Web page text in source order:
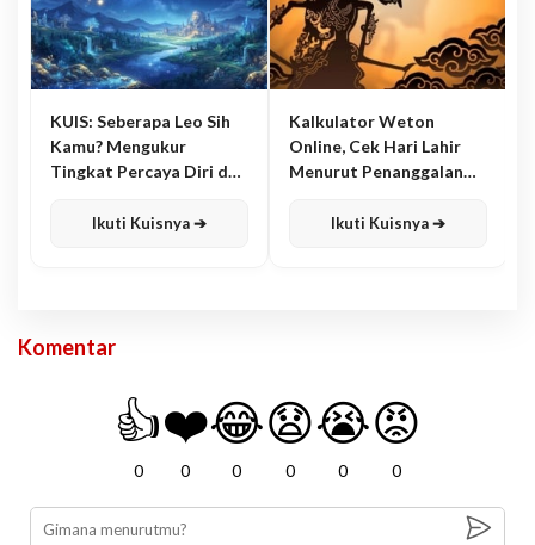
KUIS: Seberapa Leo Sih
Kamu? Mengukur
Tingkat Percaya Diri dan
Ikuti Kuisnya ➔
Kalkulator Weton
Online, Cek Hari Lahir
Menurut Penanggalan
Ikuti Kuisnya ➔
Komentar
👍
0
❤️
0
😂
0
😧
0
😭
0
😡
0